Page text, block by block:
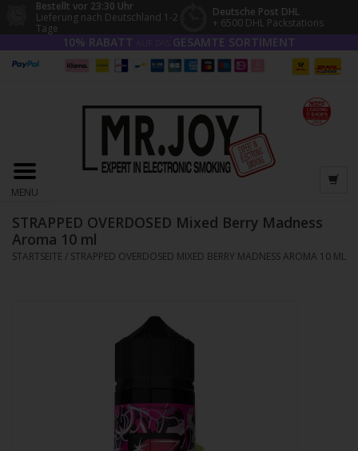
Bestellt vor 23:30 Uhr
Lieferung nach Deutschland 1-2
Tage
Deutsche Post DHL
+ 6500 DHL Packstations
10% RABATT GESAMTE SORTIMENT
MENU
STRAPPED OVERDOSED Mixed Berry Madness
Aroma 10 ml
STARTSEITE / STRAPPED OVERDOSED MIXED BERRY MADNESS AROMA 10 ML